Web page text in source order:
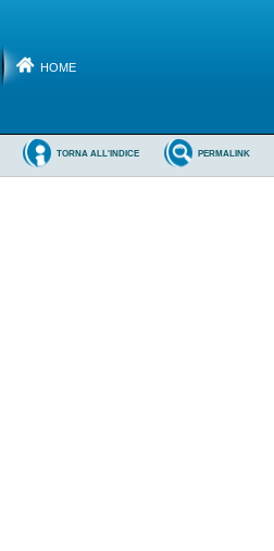
HOME
PERMALINK
TORNA ALL'INDICE